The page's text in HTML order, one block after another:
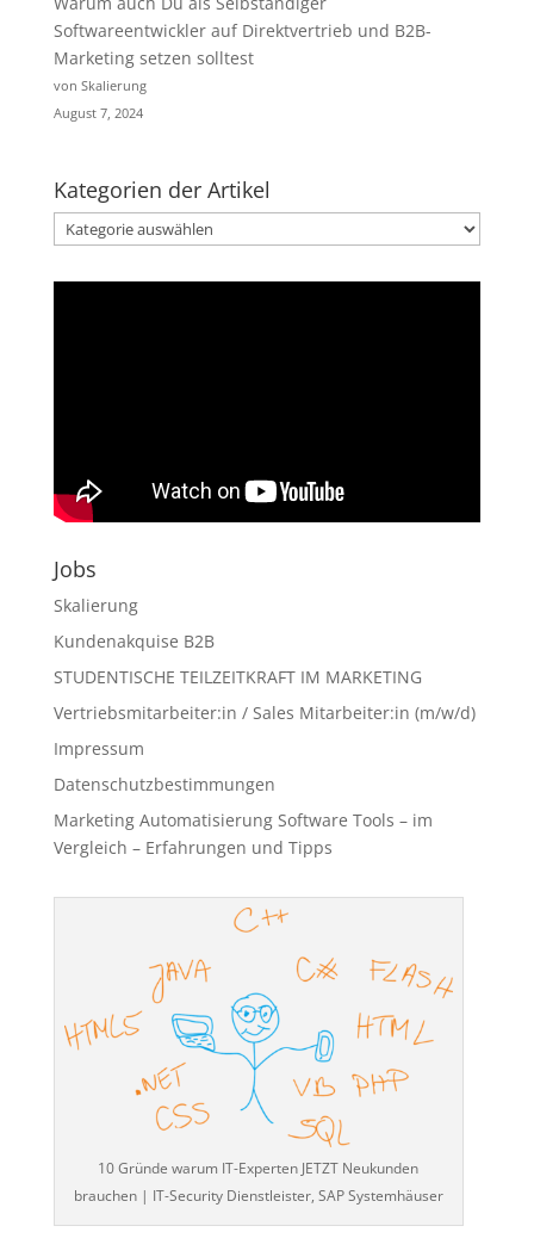
Softwareentwickler auf Direktvertrieb und B2B-
Marketing setzen solltest
von Skalierung
August 7, 2024
Kategorien der Artikel
Kategorien
der
Artikel
Jobs
Skalierung
Kundenakquise B2B
STUDENTISCHE TEILZEITKRAFT IM MARKETING
Vertriebsmitarbeiter:in / Sales Mitarbeiter:in (m/w/d)
Impressum
Datenschutzbestimmungen
Marketing Automatisierung Software Tools – im
Vergleich – Erfahrungen und Tipps
10 Gründe warum IT-Experten JETZT Neukunden
brauchen | IT-Security Dienstleister, SAP Systemhäuser